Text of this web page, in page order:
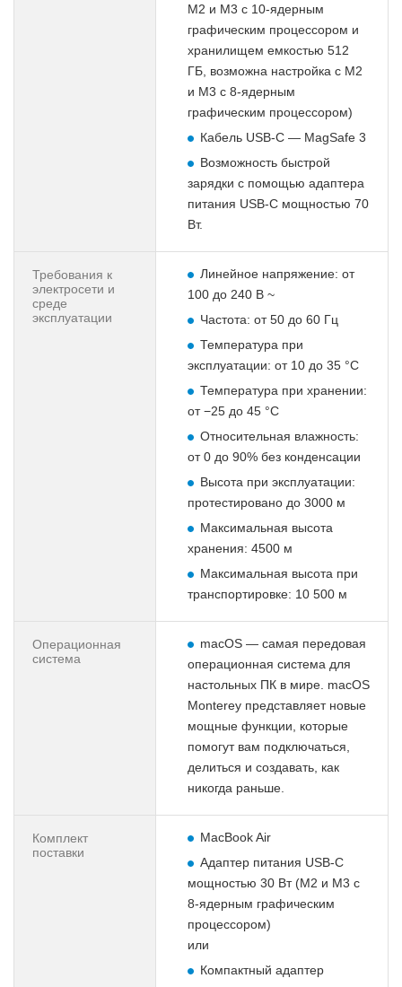
M2 и M3 с 10-ядерным
графическим процессором и
хранилищем емкостью 512
ГБ, возможна настройка с M2
и M3 с 8-ядерным
графическим процессором)
Кабель USB-C — MagSafe 3
Возможность быстрой
зарядки с помощью адаптера
питания USB-C мощностью 70
Вт.
Требования к
электросети и
среде
эксплуатации
Линейное напряжение: от
100 до 240 В ~
Частота: от 50 до 60 Гц
Температура при
эксплуатации: от 10 до 35 °C
Температура при хранении:
от −25 до 45 °C
Относительная влажность:
от 0 до 90% без конденсации
Высота при эксплуатации:
протестировано до 3000 м
Максимальная высота
хранения: 4500 м
Максимальная высота при
транспортировке: 10 500 м
Операционная
система
macOS — самая передовая
операционная система для
настольных ПК в мире. macOS
Monterey представляет новые
мощные функции, которые
помогут вам подключаться,
делиться и создавать, как
никогда раньше.
Комплект
поставки
MacBook Air
Адаптер питания USB-C
мощностью 30 Вт (M2 и M3 с
8-ядерным графическим
процессором)
или
Компактный адаптер